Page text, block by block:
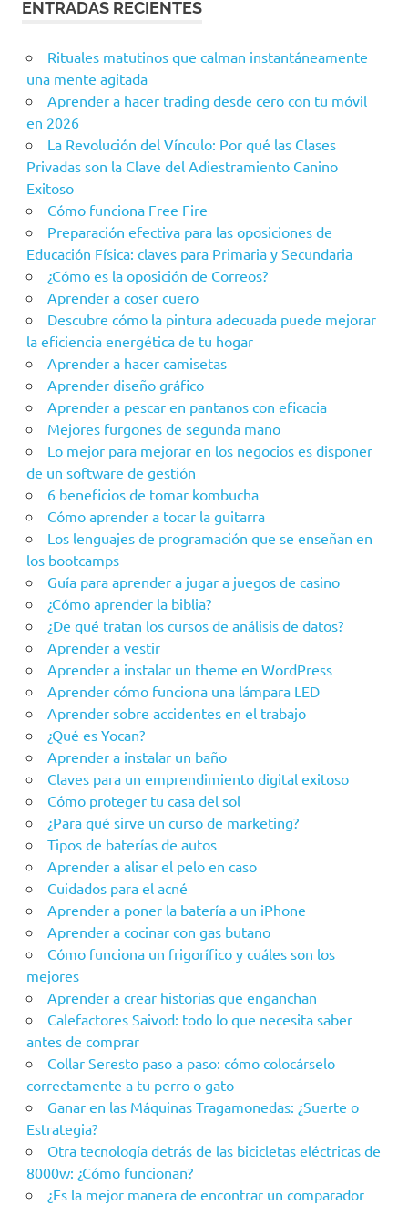
ENTRADAS RECIENTES
Rituales matutinos que calman instantáneamente
una mente agitada
Aprender a hacer trading desde cero con tu móvil
en 2026
La Revolución del Vínculo: Por qué las Clases
Privadas son la Clave del Adiestramiento Canino
Exitoso
Cómo funciona Free Fire
Preparación efectiva para las oposiciones de
Educación Física: claves para Primaria y Secundaria
¿Cómo es la oposición de Correos?
Aprender a coser cuero
Descubre cómo la pintura adecuada puede mejorar
la eficiencia energética de tu hogar
Aprender a hacer camisetas
Aprender diseño gráfico
Aprender a pescar en pantanos con eficacia
Mejores furgones de segunda mano
Lo mejor para mejorar en los negocios es disponer
de un software de gestión
6 beneficios de tomar kombucha
Cómo aprender a tocar la guitarra
Los lenguajes de programación que se enseñan en
los bootcamps
Guía para aprender a jugar a juegos de casino
¿Cómo aprender la biblia?
¿De qué tratan los cursos de análisis de datos?
Aprender a vestir
Aprender a instalar un theme en WordPress
Aprender cómo funciona una lámpara LED
Aprender sobre accidentes en el trabajo
¿Qué es Yocan?
Aprender a instalar un baño
Claves para un emprendimiento digital exitoso
Cómo proteger tu casa del sol
¿Para qué sirve un curso de marketing?
Tipos de baterías de autos
Aprender a alisar el pelo en caso
Cuidados para el acné
Aprender a poner la batería a un iPhone
Aprender a cocinar con gas butano
Cómo funciona un frigorífico y cuáles son los
mejores
Aprender a crear historias que enganchan
Calefactores Saivod: todo lo que necesita saber
antes de comprar
Collar Seresto paso a paso: cómo colocárselo
correctamente a tu perro o gato
Ganar en las Máquinas Tragamonedas: ¿Suerte o
Estrategia?
Otra tecnología detrás de las bicicletas eléctricas de
8000w: ¿Cómo funcionan?
¿Es la mejor manera de encontrar un comparador